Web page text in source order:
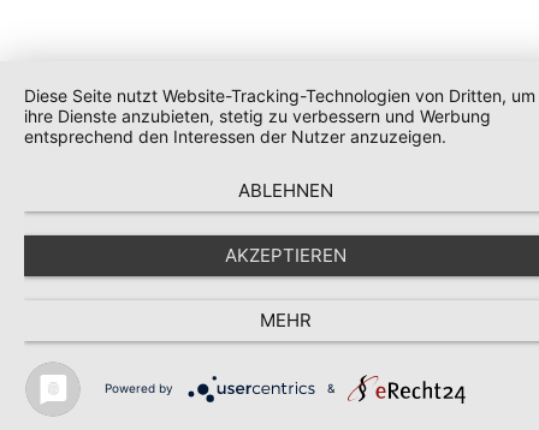
Diese Seite nutzt Website-Tracking-Technologien von Dritten, um
ihre Dienste anzubieten, stetig zu verbessern und Werbung
entsprechend den Interessen der Nutzer anzuzeigen.
ABLEHNEN
AKZEPTIEREN
MEHR
Powered by &